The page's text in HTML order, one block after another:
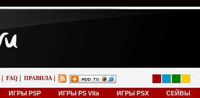
FAQ ПРАВИЛА
ИГРЫ PSP ИГРЫ PS Vita ИГРЫ PSX СЕЙВЫ